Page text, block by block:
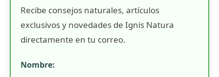
Recibe consejos naturales, artículos
exclusivos y novedades de Ignis Natura
directamente en tu correo.
Nombre: